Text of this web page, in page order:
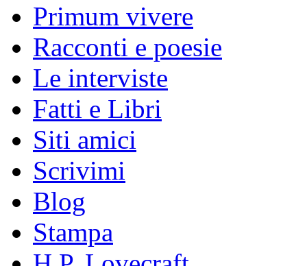
Primum vivere
Racconti e poesie
Le interviste
Fatti e Libri
Siti amici
Scrivimi
Blog
Stampa